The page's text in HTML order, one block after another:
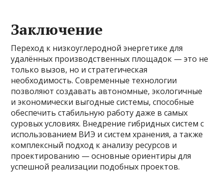
Заключение
Переход к низкоуглеродной энергетике для
удалённых производственных площадок — это не
только вызов, но и стратегическая
необходимость. Современные технологии
позволяют создавать автономные, экологичные
и экономически выгодные системы, способные
обеспечить стабильную работу даже в самых
суровых условиях. Внедрение гибридных систем с
использованием ВИЭ и систем хранения, а также
комплексный подход к анализу ресурсов и
проектированию — основные ориентиры для
успешной реализации подобных проектов.